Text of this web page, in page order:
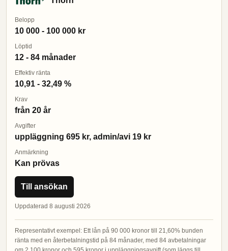
Belopp
10 000 - 100 000 kr
Löptid
12 - 84 månader
Effektiv ränta
10,91 - 32,49 %
Krav
från 20 år
Avgifter
uppläggning 695 kr, admin/avi 19 kr
Anmärkning
Kan prövas
Till ansökan
Uppdaterad 8 augusti 2026
Representativt exempel: Ett lån på 90 000 kronor till 21,60% bunden
ränta med en återbetalningstid på 84 månader, med 84 avbetalningar